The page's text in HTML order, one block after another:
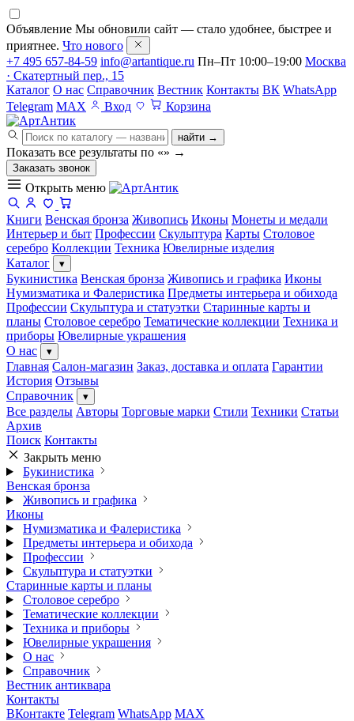
Объявление Мы обновили сайт — стало удобнее, быстрее и
приятнее. Что нового
+7 495 657-84-59 info@artantique.ru Пн–Пт 10:00–19:00 Москва
· Скатертный пер., 15
Каталог О нас Справочник Вестник Контакты ВК WhatsApp
Telegram MAX Вход Корзина
найти →
Показать все результаты по «» →
Заказать звонок
Открыть меню
Книги Венская бронза Живопись Иконы Монеты и медали
Интерьер и быт Профессии Скульптура Карты Столовое
серебро Коллекции Техника Ювелирные изделия
Каталог
▾
Букинистика Венская бронза Живопись и графика Иконы
Нумизматика и Фалеристика Предметы интерьера и обихода
Профессии Скульптура и статуэтки Старинные карты и
планы Столовое серебро Тематические коллекции Техника и
приборы Ювелирные украшения
О нас
▾
Главная Салон-магазин Заказ, доставка и оплата Гарантии
История Отзывы
Справочник
▾
Все разделы Авторы Торговые марки Стили Техники Статьи
Архив
Поиск Контакты
Закрыть меню
Букинистика
Венская бронза
Живопись и графика
Иконы
Нумизматика и Фалеристика
Предметы интерьера и обихода
Профессии
Скульптура и статуэтки
Старинные карты и планы
Столовое серебро
Тематические коллекции
Техника и приборы
Ювелирные украшения
О нас
Справочник
Вестник антиквара
Контакты
ВКонтакте Telegram WhatsApp MAX